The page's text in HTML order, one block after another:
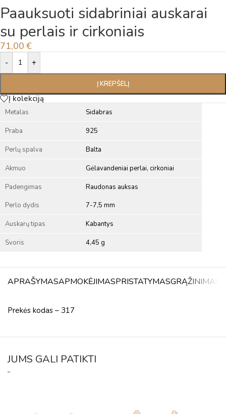
Paauksuoti sidabriniai auskarai
su perlais ir cirkoniais
71,00 €
- +
Į KREPŠELĮ
Alternative:
Į kolekciją
Metalas Sidabras
Praba 925
Perlų spalva Balta
Akmuo Gėlavandeniai perlai, cirkoniai
Padengimas
Raudonas auksas
Perlo dydis
7-7,5 mm
Auskarų tipas Kabantys
Svoris 4,45 g
APRAŠYMASAPMOKĖJIMASPRISTATYMASGRĄŽINIMAS
Prekės kodas – 317
JUMS GALI PATIKTI